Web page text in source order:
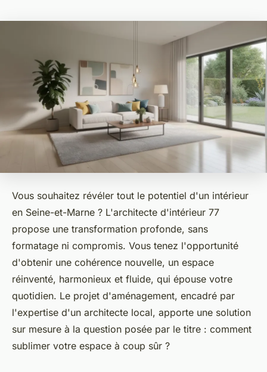
Vous souhaitez révéler tout le potentiel d'un intérieur
en Seine-et-Marne ? L'architecte d'intérieur 77
propose une transformation profonde, sans
formatage ni compromis. Vous tenez l'opportunité
d'obtenir une cohérence nouvelle, un espace
réinventé, harmonieux et fluide, qui épouse votre
quotidien. Le projet d'aménagement, encadré par
l'expertise d'un architecte local, apporte une solution
sur mesure à la question posée par le titre : comment
sublimer votre espace à coup sûr ?